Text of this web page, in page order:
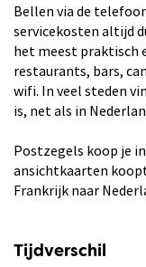
Bellen via de
servicekosten altijd
het meest praktisch
restaurants, bars,
wifi. In veel steden
is, net als in
Postzegels koop je
ansichtkaarten
Frankrijk naar
Tijdverschil